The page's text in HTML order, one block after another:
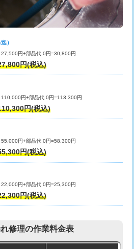
3ｍまで） 55,000円
工事/3ｍ超
戻し作業）
㎝まで）
㎝超え）
で）
え）
16,500円
（軽作業）
・清掃・修
（中作業）
22,000円
・清掃・修
（重作業）
33,000円
デッキ
・デッキ
16,500円+材料費
トラップ
11,000円+材料費
13,200円
）
円+部品代 0円=30,800円
円(税込)
円+部品代 0円=113,300円
円(税込)
円+部品代 0円=58,300円
円(税込)
円+部品代 0円=25,300円
円(税込)
修理の作業料金表